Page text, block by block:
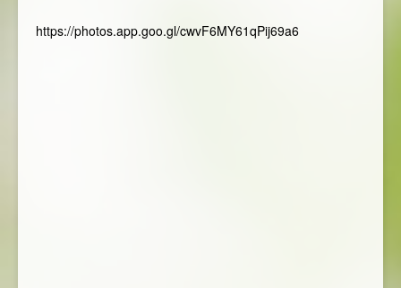
https://photos.app.goo.gl/cwvF6MY61qPij69a6